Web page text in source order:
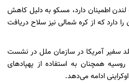
اطمینان دارد، مسکو به دلیل کاهش
دارد که از کره شمالی نیز سلاح دریافت
سفیر آمریکا در سازمان ملل در نشست
همچنان به استفاده از ‌پهپادهای
ادامه می‌دهد.